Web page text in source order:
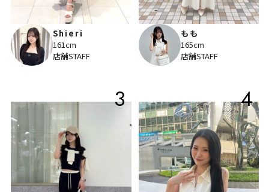
Shieri
161cm
店舗STAFF
もも
165cm
店舗STAFF
3 4